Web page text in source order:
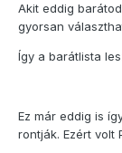
Akit eddig
gyorsan
Így a barátlista
Ez már eddig is
rontják. Ezért volt